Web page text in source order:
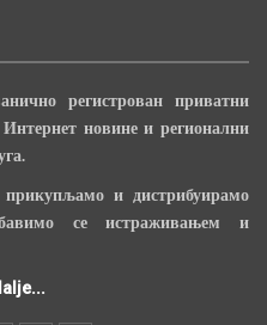
регистрован приватни
новине и регионални
и дистрибуирамо
се истраживањем и